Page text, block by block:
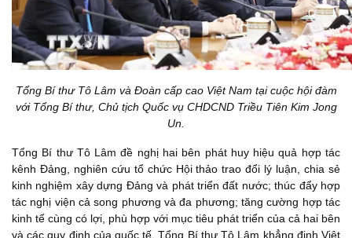
Tổng Bí thư Tô Lâm và Đoàn cấp cao Việt Nam tại cuộc hội đàm
với Tổng Bí thư, Chủ tịch Quốc vụ CHDCND Triều Tiên Kim Jong
Un.
Tổng Bí thư Tô Lâm đề nghị hai bên phát huy hiệu quả hợp tác
kênh Đảng, nghiên cứu tổ chức Hội thảo trao đổi lý luận, chia sẻ
kinh nghiệm xây dựng Đảng và phát triển đất nước; thúc đẩy hợp
tác nghị viện cả song phương và đa phương; tăng cường hợp tác
kinh tế cùng có lợi, phù hợp với mục tiêu phát triển của cả hai bên
và các quy định của quốc tế. Tổng Bí thư Tô Lâm khẳng định Việt